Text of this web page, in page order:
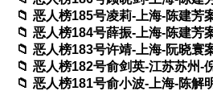
恶人榜185号凌莉-上海-陈建芳
恶人榜184号薛振-上海-陈建芳
恶人榜183号许靖-上海-阮晓寰
恶人榜182号俞剑英-江苏苏州-
恶人榜181号俞小波-上海-陈解